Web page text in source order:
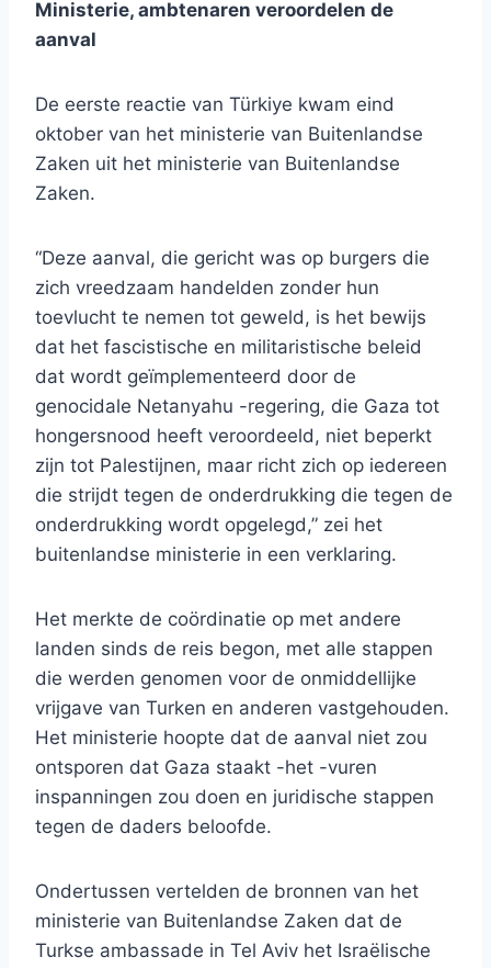
Ministerie, ambtenaren veroordelen de
aanval
De eerste reactie van Türkiye kwam eind
oktober van het ministerie van Buitenlandse
Zaken uit het ministerie van Buitenlandse
Zaken.
“Deze aanval, die gericht was op burgers die
zich vreedzaam handelden zonder hun
toevlucht te nemen tot geweld, is het bewijs
dat het fascistische en militaristische beleid
dat wordt geïmplementeerd door de
genocidale Netanyahu -regering, die Gaza tot
hongersnood heeft veroordeeld, niet beperkt
zijn tot Palestijnen, maar richt zich op iedereen
die strijdt tegen de onderdrukking die tegen de
onderdrukking wordt opgelegd,” zei het
buitenlandse ministerie in een verklaring.
Het merkte de coördinatie op met andere
landen sinds de reis begon, met alle stappen
die werden genomen voor de onmiddellijke
vrijgave van Turken en anderen vastgehouden.
Het ministerie hoopte dat de aanval niet zou
ontsporen dat Gaza staakt -het -vuren
inspanningen zou doen en juridische stappen
tegen de daders beloofde.
Ondertussen vertelden de bronnen van het
ministerie van Buitenlandse Zaken dat de
Turkse ambassade in Tel Aviv het Israëlische